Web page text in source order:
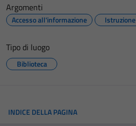
Argomenti
Accesso all'informazione Istruzione
Tipo di luogo
Biblioteca
INDICE DELLA PAGINA